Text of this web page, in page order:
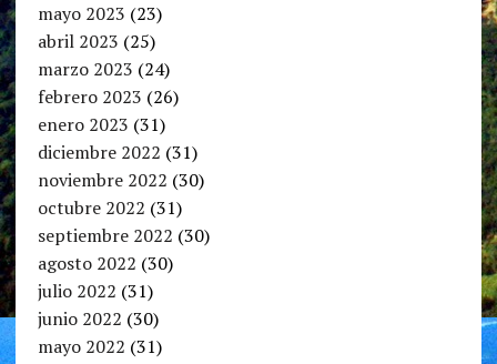
mayo 2023 (23)
abril 2023 (25)
marzo 2023 (24)
febrero 2023 (26)
enero 2023 (31)
diciembre 2022 (31)
noviembre 2022 (30)
octubre 2022 (31)
septiembre 2022 (30)
agosto 2022 (30)
julio 2022 (31)
junio 2022 (30)
mayo 2022 (31)